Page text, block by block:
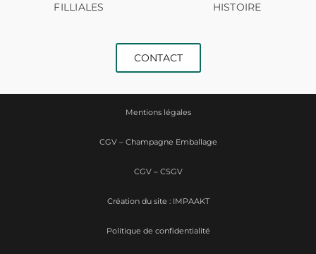
FILLIALES HISTOIRE
CONTACT
Mentions légales
CGV – Champagne Emballage
CGV – CSGV
Politique de confidentialité
Création du site : IMPAAKT